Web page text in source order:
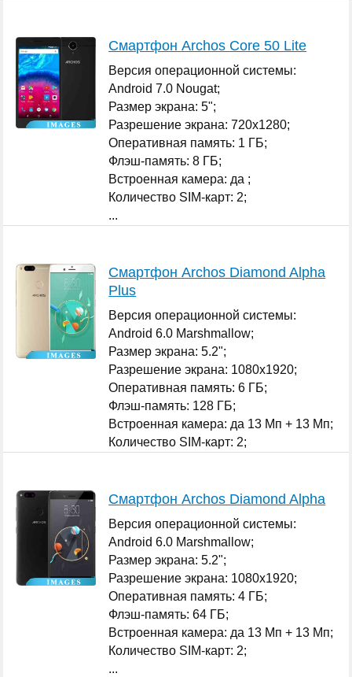
Смартфон Archos Core 50 Lite
Версия операционной системы:
Android 7.0 Nougat;
Размер экрана: 5";
Разрешение экрана: 720x1280;
Оперативная память: 1 ГБ;
Флэш-память: 8 ГБ;
Встроенная камера: да ;
Количество SIM-карт: 2;
...
Смартфон Archos Diamond Alpha
Plus
Версия операционной системы:
Android 6.0 Marshmallow;
Размер экрана: 5.2";
Разрешение экрана: 1080x1920;
Оперативная память: 6 ГБ;
Флэш-память: 128 ГБ;
Встроенная камера: да 13 Мп + 13 Мп;
Количество SIM-карт: 2;
Смартфон Archos Diamond Alpha
Версия операционной системы:
Android 6.0 Marshmallow;
Размер экрана: 5.2";
Разрешение экрана: 1080x1920;
Оперативная память: 4 ГБ;
Флэш-память: 64 ГБ;
Встроенная камера: да 13 Мп + 13 Мп;
Количество SIM-карт: 2;
...